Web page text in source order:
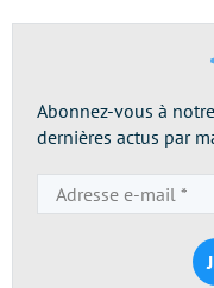
Abonnez-vous à
dernières actus par